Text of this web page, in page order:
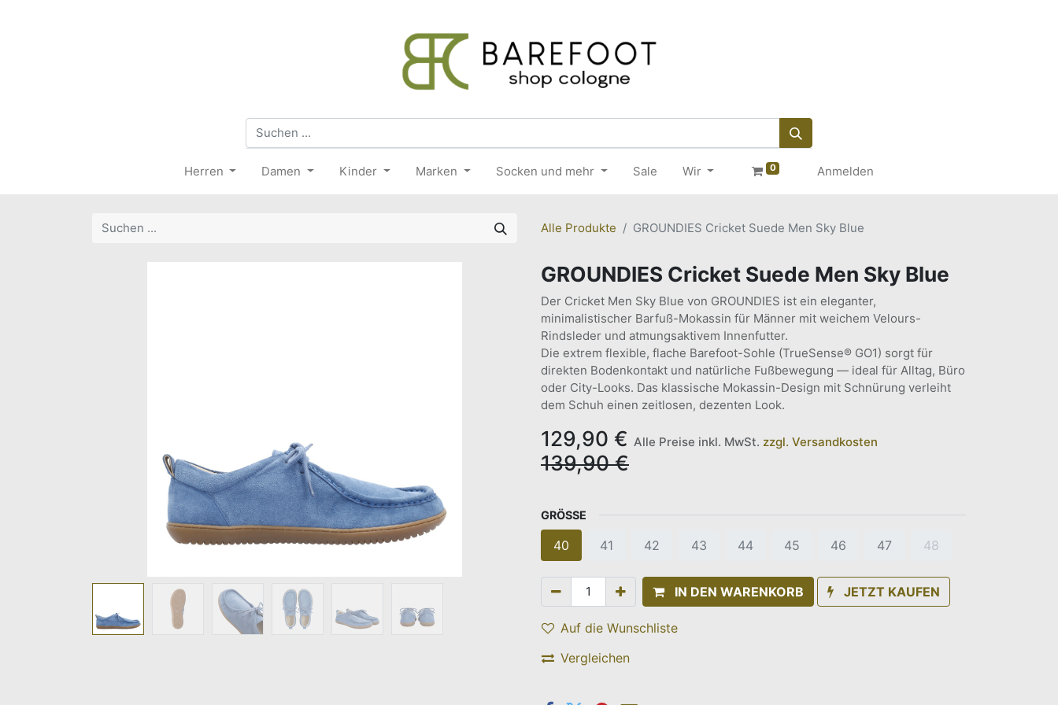
Herren Damen Kinder Marken Socken und mehr Sale Wir 0 Anmelden
Alle Produkte GROUNDIES Cricket Suede Men Sky Blue
GROUNDIES Cricket Suede Men Sky Blue
Der Cricket Men Sky Blue von GROUNDIES ist ein eleganter,
minimalistischer Barfuß-Mokassin für Männer mit weichem Velours-
Rindsleder und atmungsaktivem Innenfutter.
Die extrem flexible, flache Barefoot-Sohle (TrueSense® GO1) sorgt für
direkten Bodenkontakt und natürliche Fußbewegung — ideal für Alltag, Büro
oder City-Looks. Das klassische Mokassin-Design mit Schnürung verleiht
dem Schuh einen zeitlosen, dezenten Look.
129,90 € Alle Preise inkl. MwSt. zzgl. Versandkosten
139,90€
GRÖSSE
40 41 42 43 44 45 46 47 48
IN DEN WARENKORB JETZT KAUFEN
Auf die Wunschliste
Vergleichen